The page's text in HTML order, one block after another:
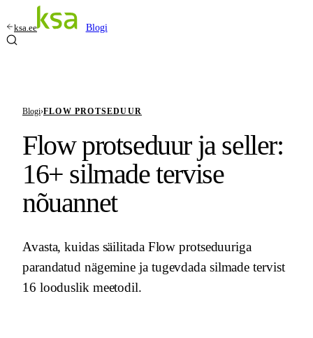
ksa.ee Blogi
Blogi›FLOW PROTSEDUUR
Flow protseduur ja seller:
16+ silmade tervise
nõuannet
Avasta, kuidas säilitada Flow protseduuriga
parandatud nägemine ja tugevdada silmade tervist
16 looduslik meetodil.